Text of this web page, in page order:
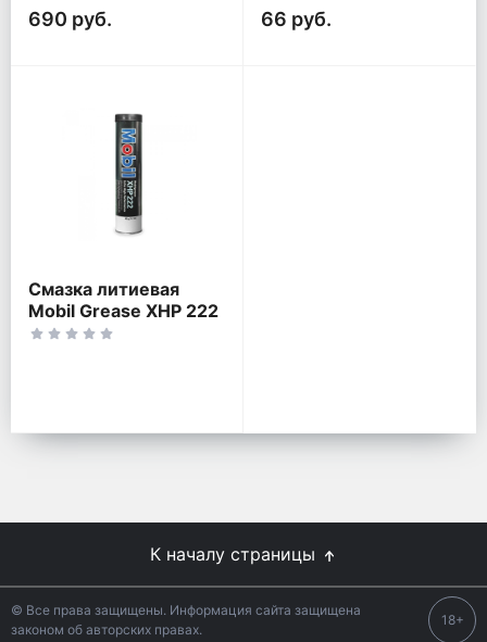
690 руб. 66 руб.
Смазка литиевая
Mobil Grease XHP 222
К началу страницы
© Все права защищены. Информация сайта защищена
законом об авторских правах.
18+